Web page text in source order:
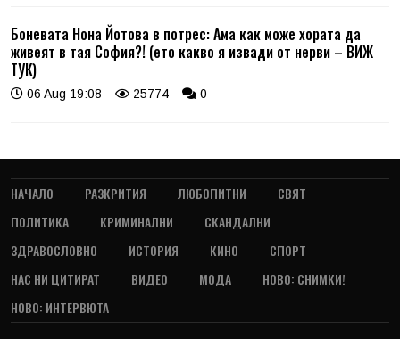
Боневата Нона Йотова в потрес: Ама как може хората да
живеят в тая София?! (ето какво я извади от нерви – ВИЖ
ТУК)
06 Aug 19:08 25774 0
НАЧАЛО РАЗКРИТИЯ ЛЮБОПИТНИ
СВЯТ
ПОЛИТИКА
КРИМИНАЛНИ
СКАНДАЛНИ
ЗДРАВОСЛОВНО
ИСТОРИЯ КИНО
СПОРТ
НАС НИ ЦИТИРАТ
ВИДЕО МОДА
НОВО: СНИМКИ!
НОВО: ИНТЕРВЮТА